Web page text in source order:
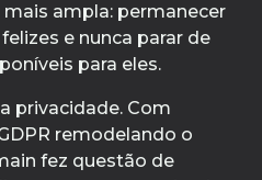
ampla: permanecer
e nunca parar de
para eles.
privacidade. Com
remodelando o
fez questão de